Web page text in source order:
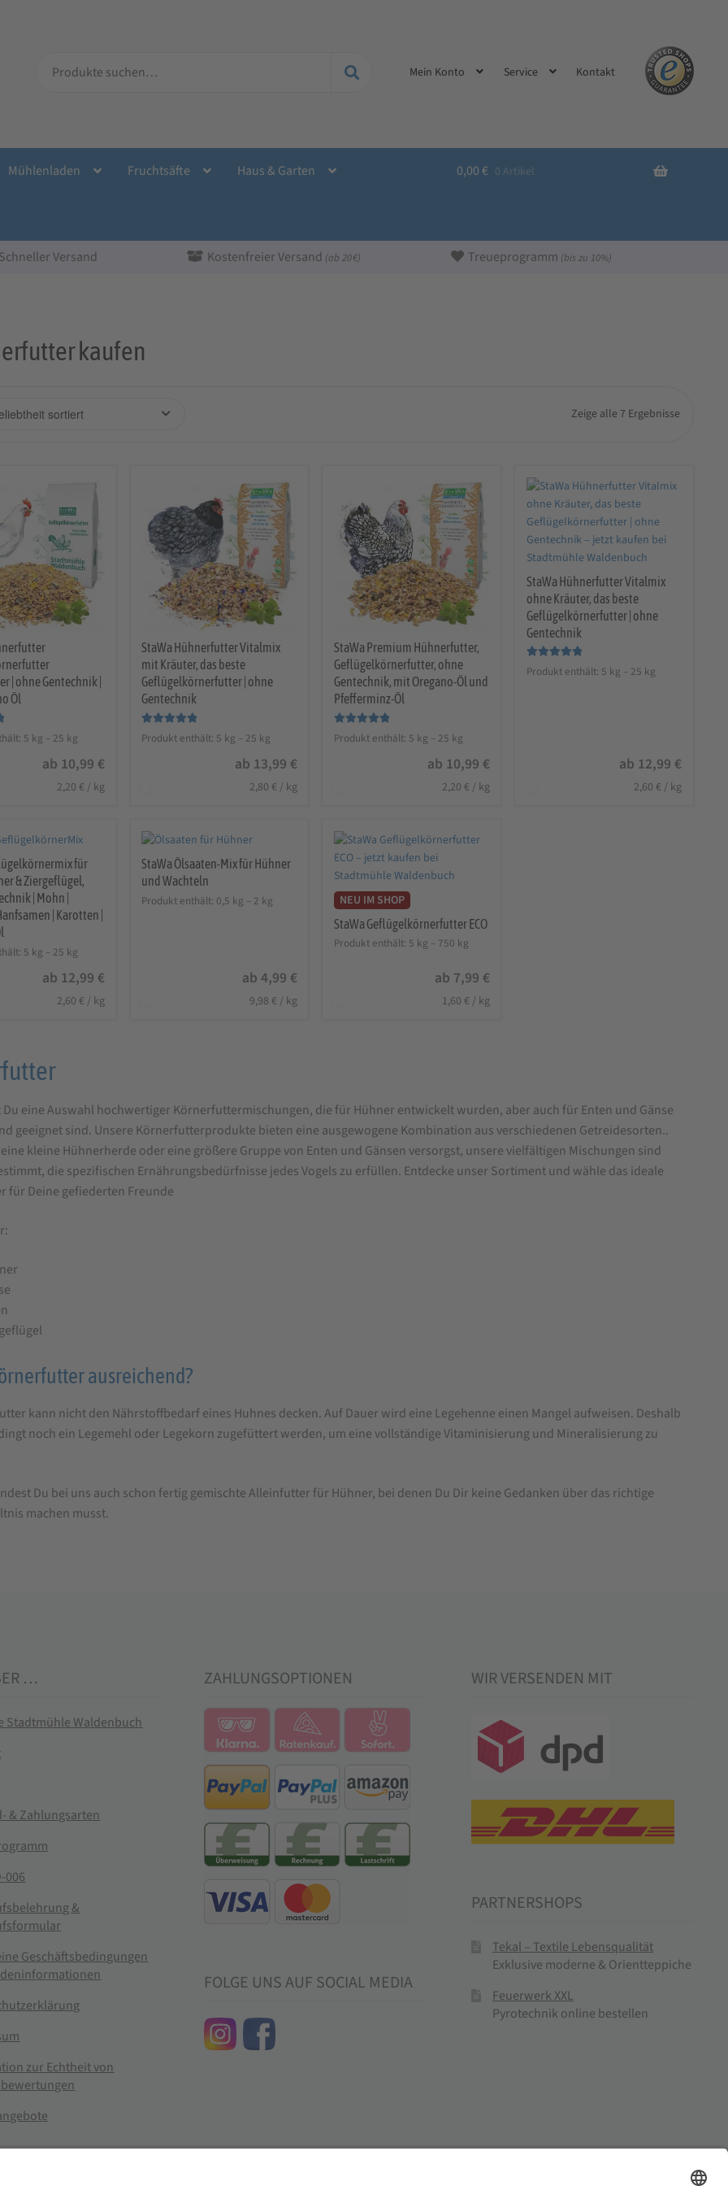
nach:
Mein Konto Service Kontakt
Mühlenladen Fruchtsäfte Haus & Garten 0,00 € 0 Artikel
Schneller Versand Kostenfreier Versand (ab 20 €) Treueprogramm (bis zu 10%)
kaufen
Zeige alle 7 Ergebnisse
| ohne Gentechnik |
Öl
5 kg – 25 kg
ab 10,99 €
2,20 € / kg
StaWa Hühnerfutter Vitalmix
mit Kräuter, das beste
Geflügelkörnerfutter | ohne
Gentechnik
Bewertet mit
Produkt enthält: 5 kg – 25 kg
ab 13,99 €
2,80 € / kg
StaWa Premium Hühnerfutter,
Geflügelkörnerfutter, ohne
Gentechnik, mit Oregano-Öl und
Pfefferminz-Öl
Bewertet mit
Produkt enthält: 5 kg – 25 kg
ab 10,99 €
2,20 € / kg
StaWa Hühnerfutter Vitalmix
ohne Kräuter, das beste
Geflügelkörnerfutter | ohne
Gentechnik
Bewertet mit
Produkt enthält: 5 kg – 25 kg
ab 12,99€
2,60 € / kg
für
& Ziergeflügel,
| Mohn |
| Karotten |
5 kg – 25 kg
ab 12,99 €
2,60 € / kg
StaWa Ölsaaten-Mix für Hühner
und Wachteln
Produkt enthält: 0,5 kg – 2 kg
ab 4,99 €
9,98 € / kg
NEU IM SHOP
StaWa Geflügelkörnerfutter ECO
Produkt enthält: 5 kg – 750 kg
ab 7,99 €
1,60 € / kg
eine Auswahl hochwertiger Körnerfuttermischungen, die für Hühner entwickelt wurden, aber auch für Enten und Gänse
geeignet sind. Unsere Körnerfutterprodukte bieten eine ausgewogene Kombination aus verschiedenen Getreidesorten..
eine kleine Hühnerherde oder eine größere Gruppe von Enten und Gänsen versorgst, unsere vielfältigen Mischungen sind
die spezifischen Ernährungsbedürfnisse jedes Vogels zu erfüllen. Entdecke unser Sortiment und wähle das ideale
für Deine gefiederten Freunde
ausreichend?
kann nicht den Nährstoffbedarf eines Huhnes decken. Auf Dauer wird eine Legehenne einen Mangel aufweisen. Deshalb
noch ein Legemehl oder Legekorn zugefüttert werden, um eine vollständige Vitaminisierung und Mineralisierung zu
Du bei uns auch schon fertig gemischte Alleinfutter für Hühner, bei denen Du Dir keine Gedanken über das richtige
machen musst.
…
Stadtmühle Waldenbuch
& Zahlungsarten
006
&
Geschäftsbedingungen
zur Echtheit von
ZAHLUNGSOPTIONEN
FOLGE UNS AUF SOCIAL MEDIA
WIR VERSENDEN MIT
PARTNERSHOPS
Tekal – Textile Lebensqualität
Exklusive moderne & Orientteppiche
Feuerwerk XXL
Pyrotechnik online bestellen